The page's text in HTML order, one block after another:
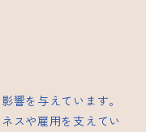
響を与えています。
スや雇用を支えてい